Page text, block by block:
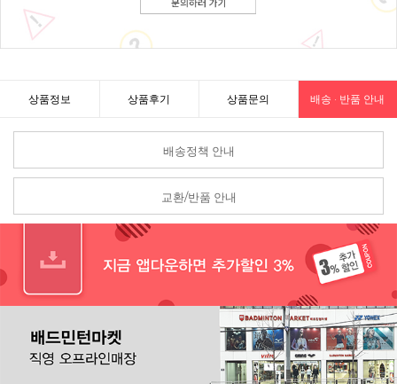
상품정보 상품후기 상품문의 배송 · 반품 안내
배송정책 안내
교환/반품 안내